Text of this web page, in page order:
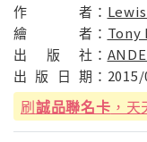
作 者：
繪
者： Tony
出
版 社：
出 版 日 期：
刷誠品聯名卡 ，